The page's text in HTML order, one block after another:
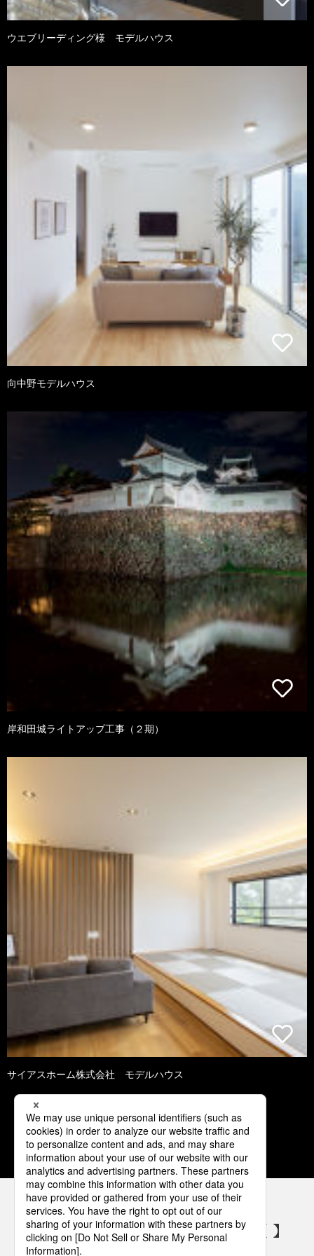
ウエブリーディング様 モデルハウス
向中野モデルハウス
岸和田城ライトアップ工事（２期）
サイアスホーム株式会社 モデルハウス
1 2 3 4 5
パナソニックの電気設備 SNSアカウント